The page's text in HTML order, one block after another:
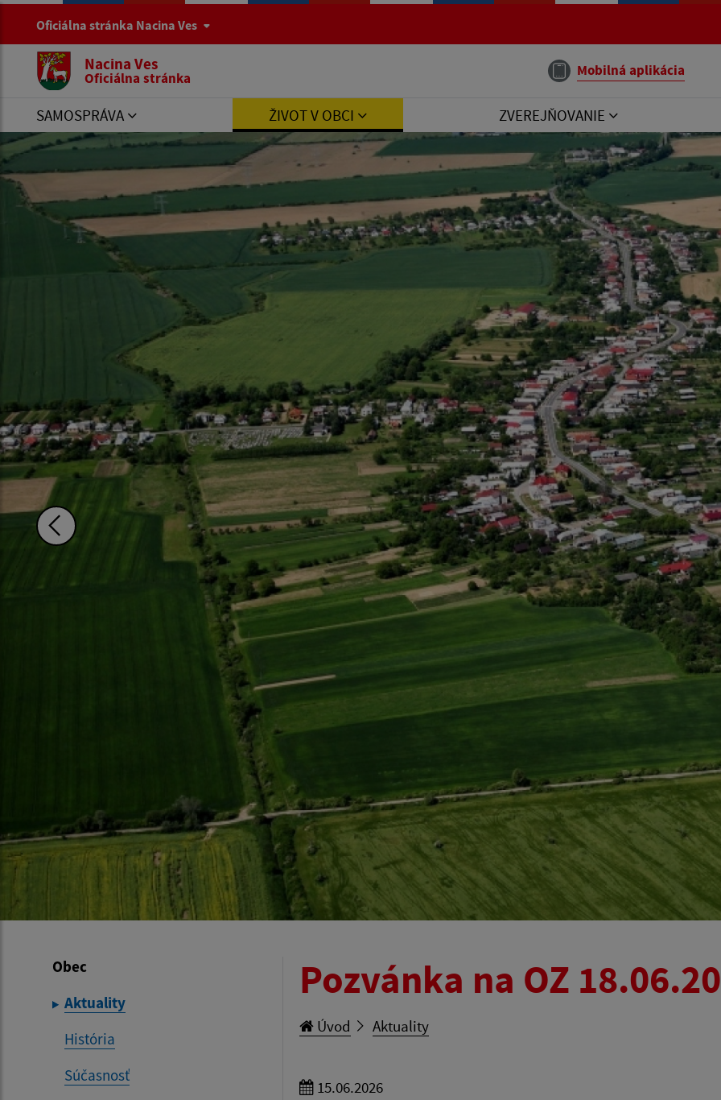
Oficiálna stránka Nacina Ves
Nacina Ves
Oficiálna stránka Mobilná aplikácia
SAMOSPRÁVA ŽIVOT V OBCI ZVEREJŇOVANIE
Obec
Aktuality
História
Súčasnosť
Pozvánka na OZ
Úvod Aktuality
15.06.2026